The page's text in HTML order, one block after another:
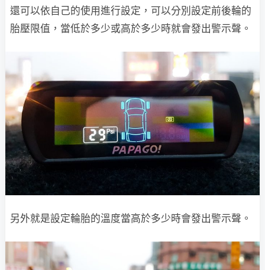
還可以依自己的使用進行設定，可以分別設定前後輪的
胎壓限值，當低於多少或高於多少時就會發出警示聲。
另外就是設定輪胎的溫度當高於多少時會發出警示聲。